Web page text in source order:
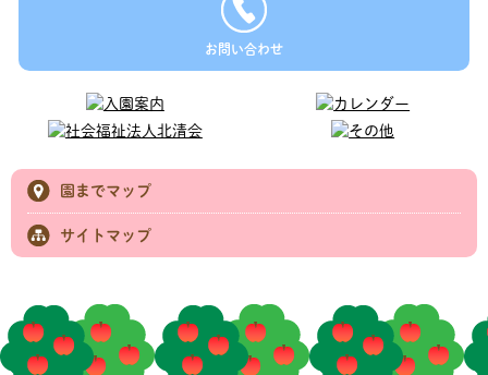
お問い合わせ
園までマップ
サイトマップ